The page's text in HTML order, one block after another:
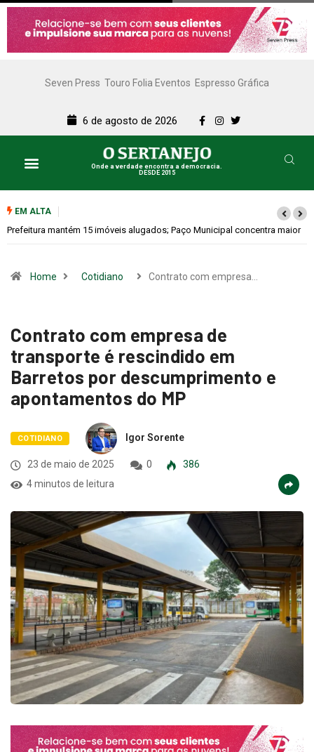
Seven Press Touro Folia Eventos Espresso Gráfica
6 de agosto de 2026
Onde a verdade encontra a democracia.
DESDE 2015
EM ALTA
Colina promove 1º Fórum de Turismo para discutir desenvolvimento
Home Cotidiano Contrato com empresa…
Contrato com empresa de
transporte é rescindido em
Barretos por descumprimento e
apontamentos do MP
COTIDIANO Igor Sorente
23 de maio de 2025 0
386
4 minutos de leitura